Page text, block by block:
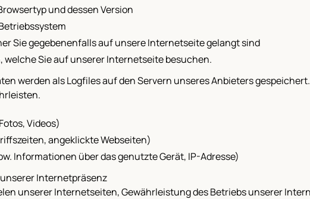
und dessen Version
Sie gegebenenfalls auf unsere Internetseite gelangt sind
welche Sie auf unserer Internetseite besuchen.
werden als Logfiles auf den Servern unseres Anbieters
Videos)
angeklickte Webseiten)
Informationen über das genutzte Gerät, IP-Adresse)
Internetpräsenz
unserer Internetseiten, Gewährleistung des Betriebs unserer